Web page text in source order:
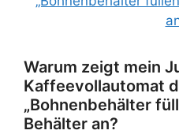
Warum zeigt mein
Kaffeevollautomat
„Bohnenbehälter
Behälter an?